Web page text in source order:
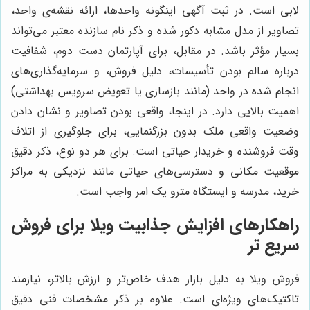
لابی است. در ثبت آگهی اینگونه واحدها، ارائه نقشه‌ی واحد،
تصاویر از مدل مشابه دکور شده و ذکر نام سازنده معتبر می‌تواند
بسیار مؤثر باشد. در مقابل، برای آپارتمان دست دوم، شفافیت
درباره سالم بودن تأسیسات، دلیل فروش، و سرمایه‌گذاری‌های
انجام شده در واحد (مانند بازسازی یا تعویض سرویس بهداشتی)
اهمیت بالایی دارد. در اینجا، واقعی بودن تصاویر و نشان دادن
وضعیت واقعی ملک بدون بزرگنمایی، برای جلوگیری از اتلاف
وقت فروشنده و خریدار حیاتی است. برای هر دو نوع، ذکر دقیق
موقعیت مکانی و دسترسی‌های حیاتی مانند نزدیکی به مراکز
خرید، مدرسه و ایستگاه مترو یک امر واجب است.
راهکارهای افزایش جذابیت ویلا برای فروش
سریع تر
فروش ویلا به دلیل بازار هدف خاص‌تر و ارزش بالاتر، نیازمند
تاکتیک‌های ویژه‌ای است. علاوه بر ذکر مشخصات فنی دقیق